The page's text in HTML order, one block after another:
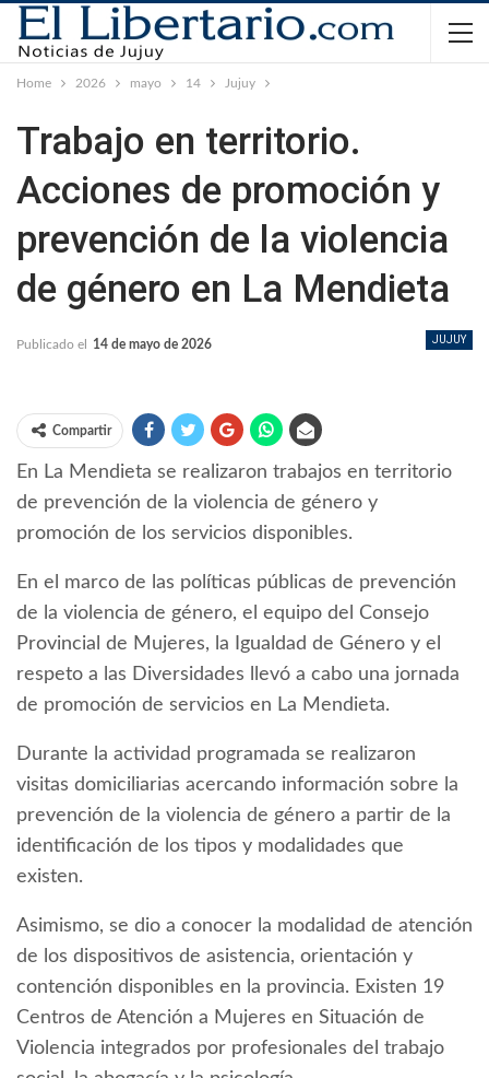
Home 2026 mayo 14 Jujuy
Trabajo en territorio.
Acciones de promoción y
prevención de la violencia
de género en La Mendieta
JUJUY
Publicado el 14 de mayo de 2026
Compartir
En La Mendieta se realizaron trabajos en territorio
de prevención de la violencia de género y
promoción de los servicios disponibles.
En el marco de las políticas públicas de prevención
de la violencia de género, el equipo del Consejo
Provincial de Mujeres, la Igualdad de Género y el
respeto a las Diversidades llevó a cabo una jornada
de promoción de servicios en La Mendieta.
Durante la actividad programada se realizaron
visitas domiciliarias acercando información sobre la
prevención de la violencia de género a partir de la
identificación de los tipos y modalidades que
existen.
Asimismo, se dio a conocer la modalidad de atención
de los dispositivos de asistencia, orientación y
contención disponibles en la provincia. Existen 19
Centros de Atención a Mujeres en Situación de
Violencia integrados por profesionales del trabajo